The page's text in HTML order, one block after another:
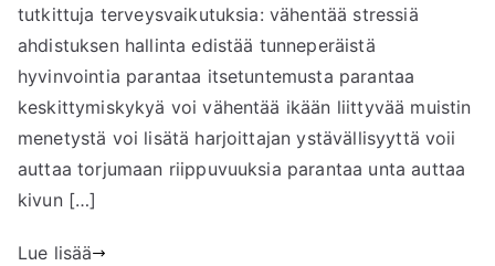
tutkittuja terveysvaikutuksia: vähentää stressiä
ahdistuksen hallinta edistää tunneperäistä
hyvinvointia parantaa itsetuntemusta parantaa
keskittymiskykyä voi vähentää ikään liittyvää muistin
menetystä voi lisätä harjoittajan ystävällisyyttä voii
auttaa torjumaan riippuvuuksia parantaa unta auttaa
kivun […]
Lue lisää